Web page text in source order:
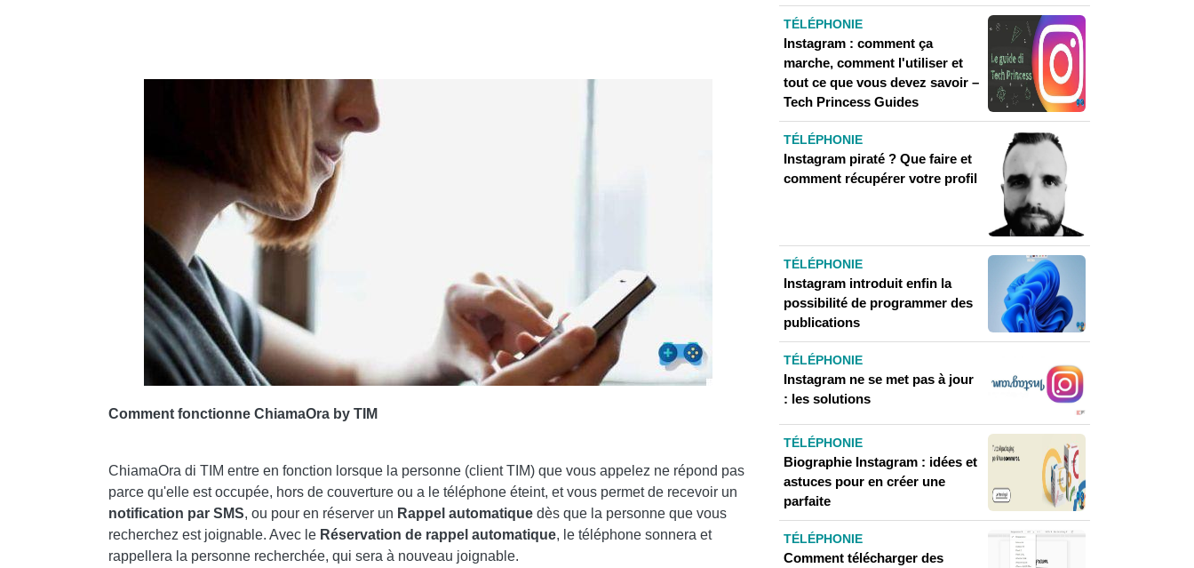
Comment fonctionne ChiamaOra by TIM
ChiamaOra di TIM entre en fonction lorsque la personne (client TIM) que vous appelez ne répond pas
parce qu'elle est occupée, hors de couverture ou a le téléphone éteint, et vous permet de recevoir un
notification par SMS, ou pour en réserver un Rappel automatique dès que la personne que vous
recherchez est joignable. Avec le Réservation de rappel automatique, le téléphone sonnera et
rappellera la personne recherchée, qui sera à nouveau joignable.
TÉLÉPHONIE
Instagram : comment ça
marche, comment l'utiliser et
tout ce que vous devez savoir –
Tech Princess Guides
TÉLÉPHONIE
Instagram piraté ? Que faire et
comment récupérer votre profil
TÉLÉPHONIE
Instagram introduit enfin la
possibilité de programmer des
publications
TÉLÉPHONIE
Instagram ne se met pas à jour
: les solutions
TÉLÉPHONIE
Biographie Instagram : idées et
astuces pour en créer une
parfaite
TÉLÉPHONIE
Comment télécharger des